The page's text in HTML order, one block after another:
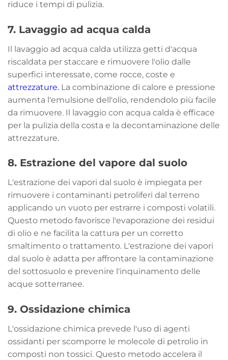
riduce i tempi di pulizia.
7. Lavaggio ad acqua calda
Il lavaggio ad acqua calda utilizza getti d'acqua
riscaldata per staccare e rimuovere l'olio dalle
superfici interessate, come rocce, coste e
attrezzature. La combinazione di calore e pressione
aumenta l'emulsione dell'olio, rendendolo più facile
da rimuovere. Il lavaggio con acqua calda è efficace
per la pulizia della costa e la decontaminazione delle
attrezzature.
8. Estrazione del vapore dal suolo
L'estrazione dei vapori dal suolo è impiegata per
rimuovere i contaminanti petroliferi dal terreno
applicando un vuoto per estrarre i composti volatili.
Questo metodo favorisce l'evaporazione dei residui
di olio e ne facilita la cattura per un corretto
smaltimento o trattamento. L'estrazione dei vapori
dal suolo è adatta per affrontare la contaminazione
del sottosuolo e prevenire l'inquinamento delle
acque sotterranee.
9. Ossidazione chimica
L'ossidazione chimica prevede l'uso di agenti
ossidanti per scomporre le molecole di petrolio in
composti non tossici. Questo metodo accelera il